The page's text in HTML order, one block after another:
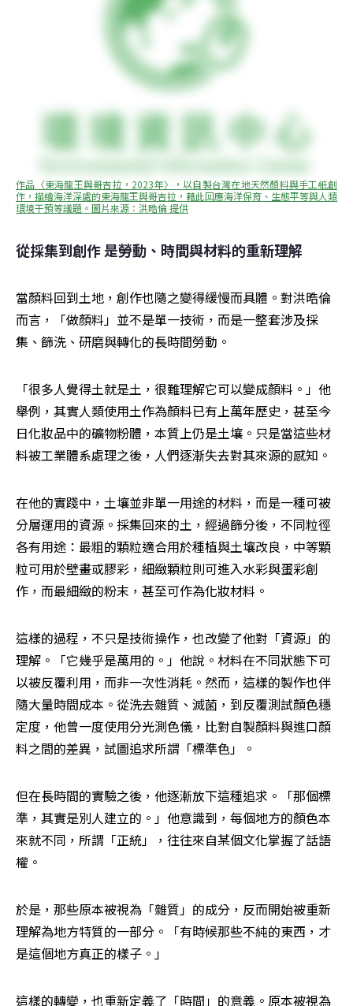
作品〈東海龍王與哥吉拉，2023年〉，以自製台灣在地天然顏料與手工紙創
作，描繪海洋深處的東海龍王與哥吉拉，藉此回應海洋保育、生態平等與人類
環境干預等議題。圖片來源：洪晧倫 提供
從採集到創作 是勞動、時間與材料的重新理解
當顏料回到土地，創作也隨之變得緩慢而具體。對洪晧倫
而言，「做顏料」並不是單一技術，而是一整套涉及採
集、篩洗、研磨與轉化的長時間勞動。
「很多人覺得土就是土，很難理解它可以變成顏料。」他
舉例，其實人類使用土作為顏料已有上萬年歷史，甚至今
日化妝品中的礦物粉體，本質上仍是土壤。只是當這些材
料被工業體系處理之後，人們逐漸失去對其來源的感知。
在他的實踐中，土壤並非單一用途的材料，而是一種可被
分層運用的資源。採集回來的土，經過篩分後，不同粒徑
各有用途：最粗的顆粒適合用於種植與土壤改良，中等顆
粒可用於壁畫或膠彩，細緻顆粒則可進入水彩與蛋彩創
作，而最細緻的粉末，甚至可作為化妝材料。
這樣的過程，不只是技術操作，也改變了他對「資源」的
理解。「它幾乎是萬用的。」他說。材料在不同狀態下可
以被反覆利用，而非一次性消耗。然而，這樣的製作也伴
隨大量時間成本。從洗去雜質、滅菌，到反覆測試顏色穩
定度，他曾一度使用分光測色儀，比對自製顏料與進口顏
料之間的差異，試圖追求所謂「標準色」。
但在長時間的實驗之後，他逐漸放下這種追求。「那個標
準，其實是別人建立的。」他意識到，每個地方的顏色本
來就不同，所謂「正統」，往往來自某個文化掌握了話語
權。
於是，那些原本被視為「雜質」的成分，反而開始被重新
理解為地方特質的一部分。「有時候那些不純的東西，才
是這個地方真正的樣子。」
這樣的轉變，也重新定義了「時間」的意義。原本被視為